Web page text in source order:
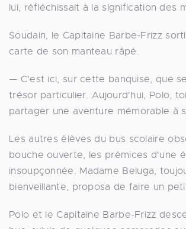
lui, réfléchissait à la signification des
Soudain, le Capitaine Barbe-Frizz
carte de son manteau râpé.
— C'est ici, sur cette banquise, que
trésor particulier. Aujourd'hui, Polo,
partager une aventure mémorable à
Les autres élèves du bus scolaire
bouche ouverte, les prémices d'une
insoupçonnée. Madame Beluga,
bienveillante, proposa de faire un
Polo et le Capitaine Barbe-Frizz